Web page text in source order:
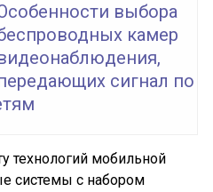
выбора
камер
сигнал по
технологий мобильной
системы с набором